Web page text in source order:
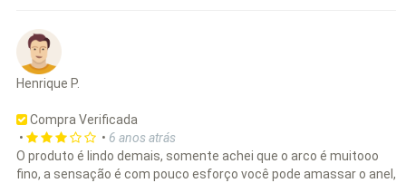
Henrique P.
Compra Verificada
•
• 6 anos atrás
O produto é lindo demais, somente achei que o arco é muitooo
fino, a sensação é com pouco esforço você pode amassar o anel,